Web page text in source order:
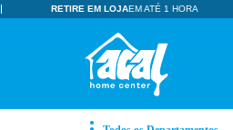
RETIRE EM LOJAEM ATÉ 1 HORA
TERMOS MAIS BUSCADOS
pisos revestimentos